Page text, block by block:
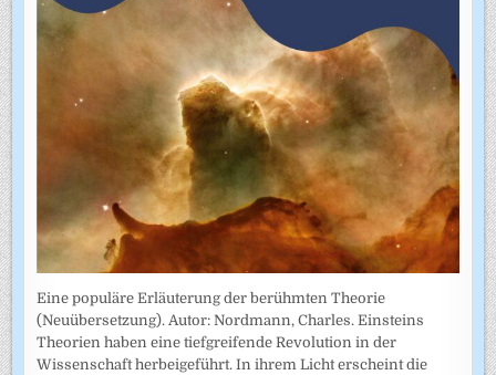
Eine populäre Erläuterung der berühmten Theorie
(Neuübersetzung). Autor: Nordmann, Charles. Einsteins
Theorien haben eine tiefgreifende Revolution in der
Wissenschaft herbeigeführt. In ihrem Licht erscheint die